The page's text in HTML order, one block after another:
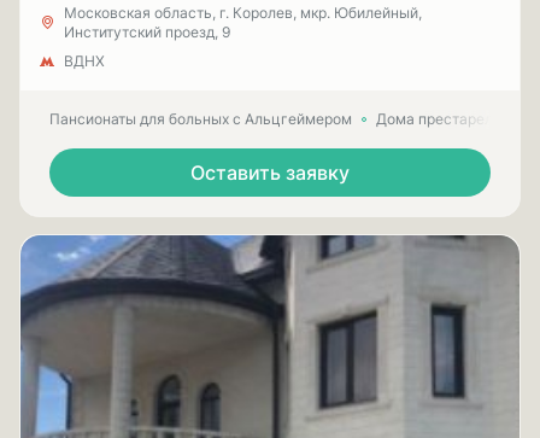
Московская область, г. Королев, мкр. Юбилейный,
Институтский проезд, 9
ВДНХ
Пансионаты для больных с Альцгеймером Дома престарелых
Оставить заявку